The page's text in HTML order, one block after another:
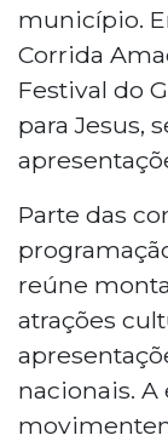
município.
Corrida
Festival do
para Jesus,
Parte das
reúne
atrações
nacionais.